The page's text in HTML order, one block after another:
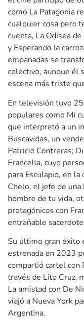
como La Patagonia
cualquier cosa pero
cuenta, La Odisea
y Esperando la
empanadas se
colectivo, aunque él
escena más triste
En televisión tuvo
populares como Mi
que interpretó a un
Buscavidas, un
Patricio Contreras;
Francella, cuyo
para Esculapio, en
Chelo, el jefe de
hombre de tu vida,
protagónicos con
entrañable
Su último gran éxito
estrenada en 2023
compartió cartel con
través de Lito Cruz,
La amistad con De
viajó a Nueva York
Argentina.